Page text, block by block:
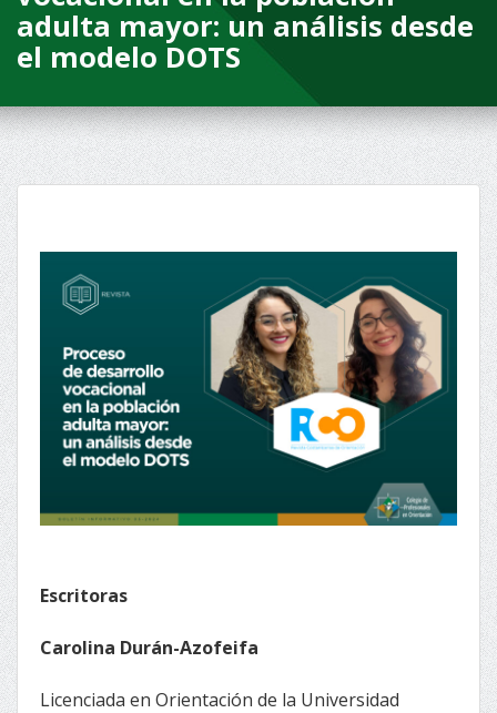
adulta mayor: un análisis desde
el modelo DOTS
Escritoras
Carolina Durán-Azofeifa
Licenciada en Orientación de la Universidad